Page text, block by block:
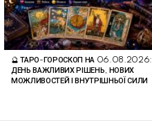
🔮 ТАРО-ГОРОСКОП НА 06.08.2026:
ДЕНЬ ВАЖЛИВИХ РІШЕНЬ, НОВИХ
МОЖЛИВОСТЕЙ І ВНУТРІШНЬОЇ СИЛИ